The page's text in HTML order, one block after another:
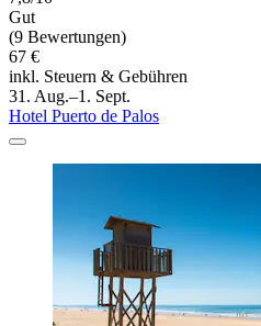
Gut
(9 Bewertungen)
67 €
inkl. Steuern & Gebühren
31. Aug.–1. Sept.
Hotel Puerto de Palos